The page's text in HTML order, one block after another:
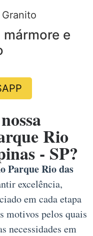
e
Rio
- SP?
Parque Rio das
excelência,
em cada etapa
motivos pelos quais
necessidades em